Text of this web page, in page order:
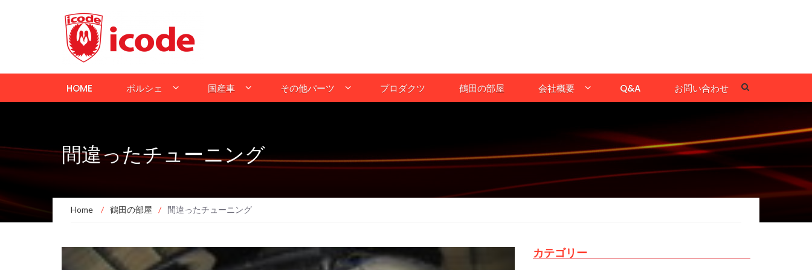
HOME ポルシェ 国産車 その他パーツ プロダクツ 鶴田の部屋 会社概要 Q&A お問い合わせ
間違ったチューニング
Home / 鶴田の部屋 / 間違ったチューニング
カテゴリー